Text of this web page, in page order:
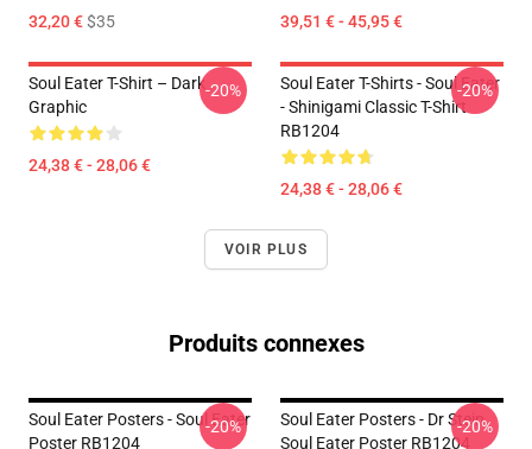
32,20 €$35 39,51 € - 45,95 €
Soul Eater T-Shirt – Dark
Graphic
24,38 € - 28,06 €
-20%
Soul Eater T-Shirts - Soul Eater
- Shinigami Classic T-Shirt
RB1204
24,38 € - 28,06 €
-20%
VOIR PLUS
Produits connexes
Soul Eater Posters - Soul Eater
Poster RB1204
-20%
Soul Eater Posters - Dr Stein
Soul Eater Poster RB1204
-20%